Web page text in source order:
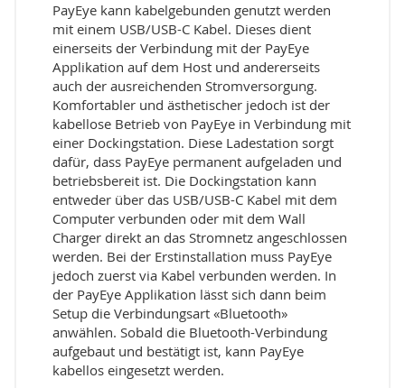
PayEye kann kabelgebunden genutzt werden
mit einem USB/USB-C Kabel. Dieses dient
einerseits der Verbindung mit der PayEye
Applikation auf dem Host und andererseits
auch der ausreichenden Stromversorgung.
Komfortabler und ästhetischer jedoch ist der
kabellose Betrieb von PayEye in Verbindung mit
einer Dockingstation. Diese Ladestation sorgt
dafür, dass PayEye permanent aufgeladen und
betriebsbereit ist. Die Dockingstation kann
entweder über das USB/USB-C Kabel mit dem
Computer verbunden oder mit dem Wall
Charger direkt an das Stromnetz angeschlossen
werden. Bei der Erstinstallation muss PayEye
jedoch zuerst via Kabel verbunden werden. In
der PayEye Applikation lässt sich dann beim
Setup die Verbindungsart «Bluetooth»
anwählen. Sobald die Bluetooth-Verbindung
aufgebaut und bestätigt ist, kann PayEye
kabellos eingesetzt werden.